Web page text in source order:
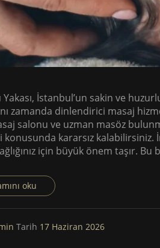
İstanbul’un sakin ve
zamanda dinlendirici masaj
salonu ve uzman masöz
konusunda kararsız
için büyük önem taşır. Bu
oku
Tarih 17 Haziran 2026